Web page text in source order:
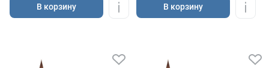
В корзину В корзину